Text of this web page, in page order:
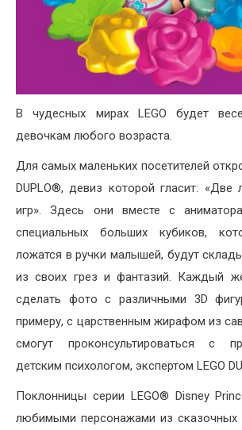
В чудесных мирах LEGO будет
девочкам любого возраста.
Для самых маленьких посетителей
DUPLO®, девиз которой гласит:
игр». Здесь они вместе с
специальных больших кубиков,
ложатся в ручки малышей, будут
из своих грез и фантазий. Каждый
сделать фото с различными 3D
примеру, с царственным жирафом из
смогут проконсультироваться с
детским психологом, экспертом LEGO
Поклонницы серии LEGO® Disney
любимыми персонажами из сказочных